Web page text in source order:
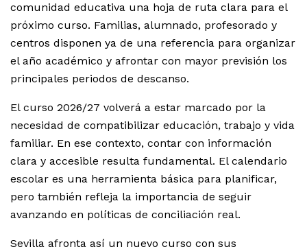
comunidad educativa una hoja de ruta clara para el
próximo curso. Familias, alumnado, profesorado y
centros disponen ya de una referencia para organizar
el año académico y afrontar con mayor previsión los
principales periodos de descanso.
El curso 2026/27 volverá a estar marcado por la
necesidad de compatibilizar educación, trabajo y vida
familiar. En ese contexto, contar con información
clara y accesible resulta fundamental. El calendario
escolar es una herramienta básica para planificar,
pero también refleja la importancia de seguir
avanzando en políticas de conciliación real.
Sevilla afronta así un nuevo curso con sus